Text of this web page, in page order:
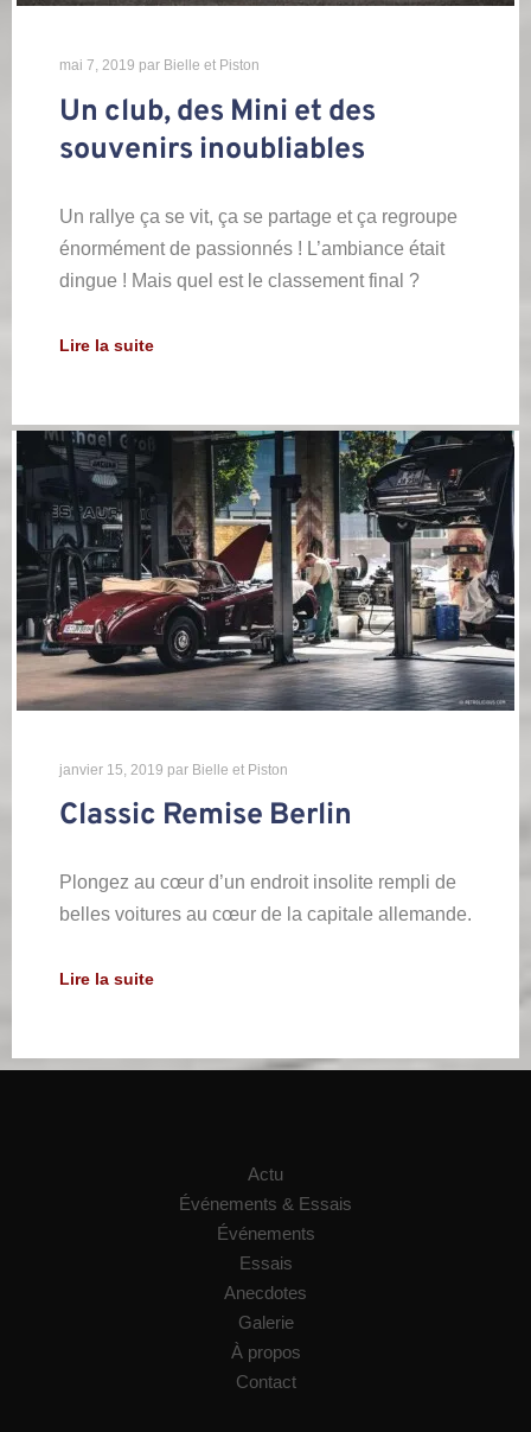
mai 7, 2019 par Bielle et Piston
Un club, des Mini et des
souvenirs inoubliables
Un rallye ça se vit, ça se partage et ça regroupe
énormément de passionnés ! L’ambiance était
dingue ! Mais quel est le classement final ?
Lire la suite
janvier 15, 2019 par Bielle et Piston
Classic Remise Berlin
Plongez au cœur d’un endroit insolite rempli de
belles voitures au cœur de la capitale allemande.
Lire la suite
Actu
Événements & Essais
Événements
Essais
Anecdotes
Galerie
À propos
Contact